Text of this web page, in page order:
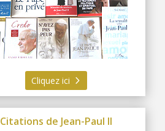
Cliquez ici
Citations de Jean-Paul II